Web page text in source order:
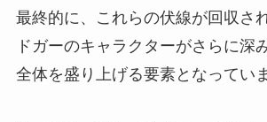
最終的に、これらの伏線が回収さ
ドガーのキャラクターがさらに深
全体を盛り上げる要素となっていま